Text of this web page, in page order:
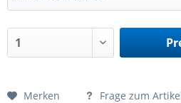
Preis anfragen
Merken Frage zum